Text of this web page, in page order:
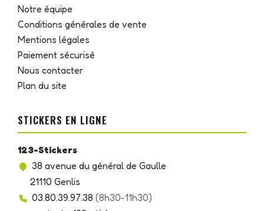
Notre équipe
Conditions générales de vente
Mentions légales
Paiement sécurisé
Nous contacter
Plan du site
STICKERS EN LIGNE
123-Stickers
38 avenue du général de Gaulle
21110 Genlis
03.80.39.97.38 (8h30-11h30)